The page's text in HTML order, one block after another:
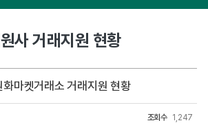
사 거래지원 현황
마켓거래소 거래지원 현황
조회수 1,247